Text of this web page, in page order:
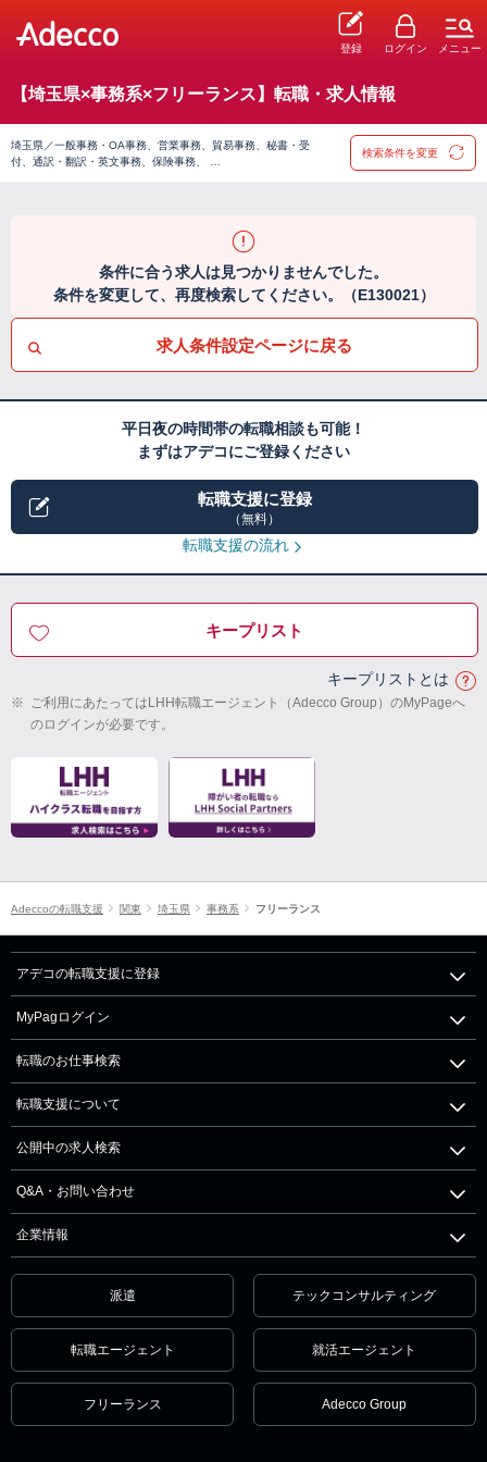
登録 ログイン メニュー
【埼玉県×事務系×フリーランス】転職・求人情報
埼玉県／一般事務・OA事務、営業事務、貿易事務、秘書・受
付、通訳・翻訳・英文事務、保険事務、 …
検索条件を変更
条件に合う求人は見つかりませんでした。
条件を変更して、再度検索してください。（E130021）
求人条件設定ページに戻る
平日夜の時間帯の転職相談も可能！
まずはアデコにご登録ください
転職支援に登録
（無料）
転職支援の流れ
キープリスト
キープリストとは
※ ご利用にあたってはLHH転職エージェント（Adecco Group）のMyPageへ
のログインが必要です。
Adeccoの転職支援 関東 埼玉県 事務系 フリーランス
アデコの転職支援に登録
MyPagログイン
転職のお仕事検索
転職支援について
公開中の求人検索
Q&A・お問い合わせ
企業情報
派遣 テックコンサルティング
転職エージェント 就活エージェント
フリーランス Adecco Group